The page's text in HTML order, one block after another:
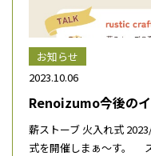
お知らせ
2023.10.06
Renoizumo今後の
薪ストーブ 火入れ式
式を開催しまぁ～す。